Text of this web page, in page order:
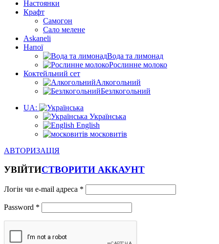
Настоянки
Крафт
Самогон
Сало мелене
Askaneli
Напої
Вода та лимонад
Рослинне молоко
Коктейльний сет
Алкогольний
Безлкогольний
UA:
Українська
English
московитів
АВТОРИЗАЦІЯ
УВІЙТИСТВОРИТИ АККАУНТ
Логін чи e-mail адреса *
Password *